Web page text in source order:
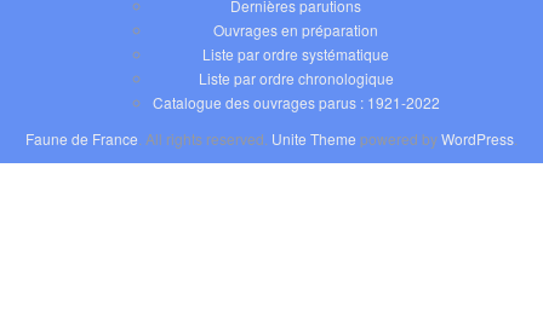
Dernières parutions
Ouvrages en préparation
Liste par ordre systématique
Liste par ordre chronologique
Catalogue des ouvrages parus : 1921-2022
Faune de France . All rights reserved. Unite Theme powered byWordPress